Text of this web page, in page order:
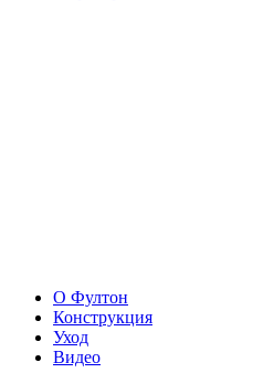
О Фултон
Конструкция
Уход
Видео